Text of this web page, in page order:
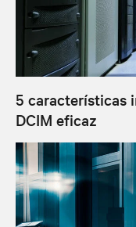
5 características
DCIM eficaz